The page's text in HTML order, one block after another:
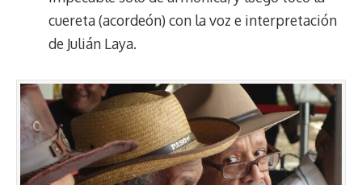
cuereta (acordeón) con la voz e interpretación
de Julián Laya.